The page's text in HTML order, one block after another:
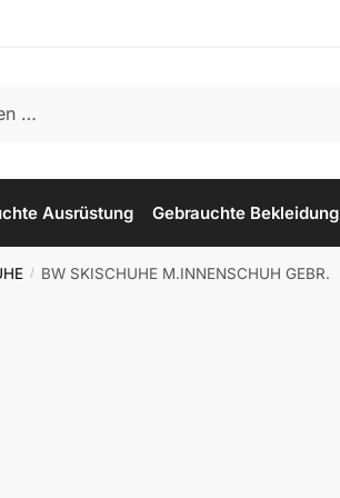
Ausrüstung Gebrauchte Bekleidung
/ BW SKISCHUHE M.INNENSCHUH GEBR.